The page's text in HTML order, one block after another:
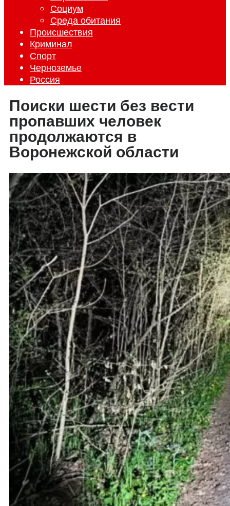
Социум
Среда обитания
Происшествия
Криминал
Спорт
Черноземье
Россия
Поиски шести без вести
пропавших человек
продолжаются в
Воронежской области